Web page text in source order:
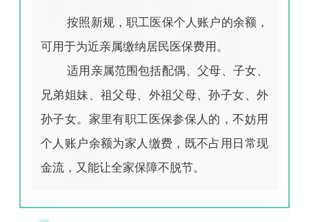
按照新规，职工医保个人账户的余额，
可用于为近亲属缴纳居民医保费用。
适用亲属范围包括配偶、父母、子女、
兄弟姐妹、祖父母、外祖父母、孙子女、外
孙子女。家里有职工医保参保人的，不妨用
个人账户余额为家人缴费，既不占用日常现
金流，又能让全家保障不脱节。